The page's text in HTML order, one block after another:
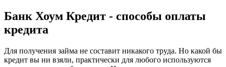
Банк Хоум Кредит - способы оплаты
кредита
Для получения займа не составит никакого труда. Но какой бы
кредит вы ни взяли, практически для любого используются